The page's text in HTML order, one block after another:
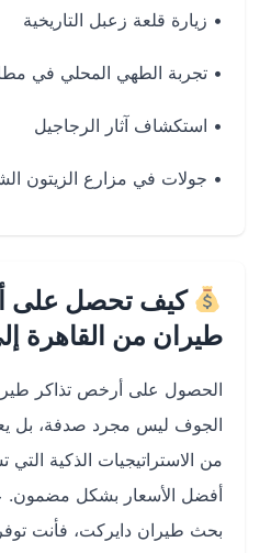
• زيارة قلعة زعبل التاريخية
• تجربة الطهي المحلي في مطاعم
• استكشاف آثار الرجاجيل
• جولات في مزارع الزيتون الشهيرة
كيف تحصل على
طيران من القاهرة إلى
الحصول على أرخص تذاكر طيران من
الجوف ليس مجرد صدفة، بل يعتمد
من الاستراتيجيات الذكية التي
أفضل الأسعار بشكل مضمون. عند
بحث طيران دايركت، فأنت توفر